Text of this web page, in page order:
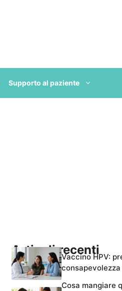
Supporto al paziente
Articoli recenti
Vaccino HPV:
consapevolezza
Cosa mangiare